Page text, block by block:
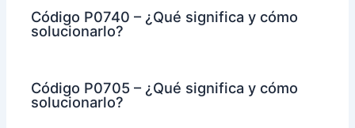
Código P0740 – ¿Qué significa y cómo
solucionarlo?
Código P0705 – ¿Qué significa y cómo
solucionarlo?